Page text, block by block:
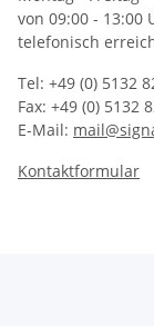
von 09:00 - 13:00
telefonisch
Tel: +49 (0) 5132
Fax: +49 (0) 5132
E-Mail:
Kontaktformular